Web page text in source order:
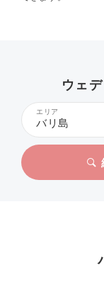
ウェ
エリア
バリ島